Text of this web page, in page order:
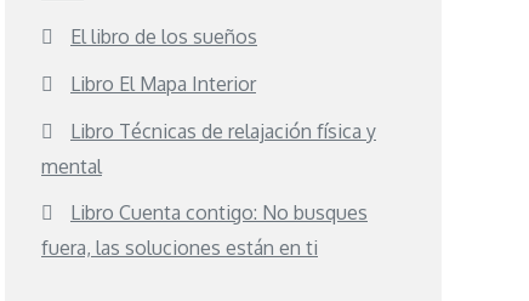
El libro de los sueños
Libro El Mapa Interior
Libro Técnicas de relajación física y
mental
Libro Cuenta contigo: No busques
fuera, las soluciones están en ti